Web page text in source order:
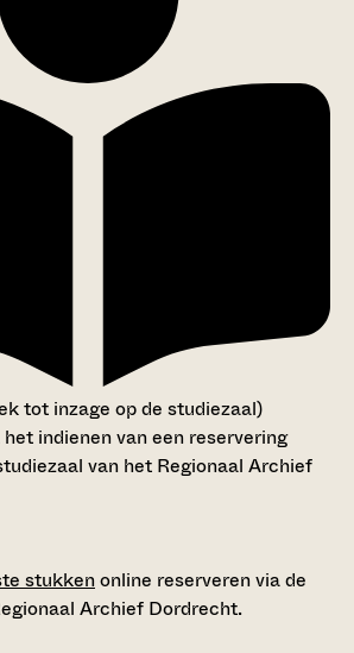
tot inzage op de studiezaal)
indienen van een reservering
van het Regionaal Archief
stukkenonline reserveren via de
Archief Dordrecht.